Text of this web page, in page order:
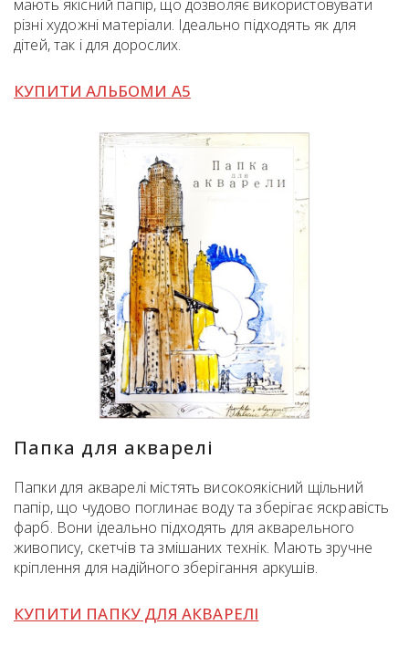
мають якісний папір, що дозволяє використовувати
різні художні матеріали. Ідеально підходять як для
дітей, так і для дорослих.
КУПИТИ АЛЬБОМИ А5
Папка для акварелі
Папки для акварелі містять високоякісний щільний
папір, що чудово поглинає воду та зберігає яскравість
фарб. Вони ідеально підходять для акварельного
живопису, скетчів та змішаних технік. Мають зручне
кріплення для надійного зберігання аркушів.
КУПИТИ ПАПКУ ДЛЯ АКВАРЕЛІ